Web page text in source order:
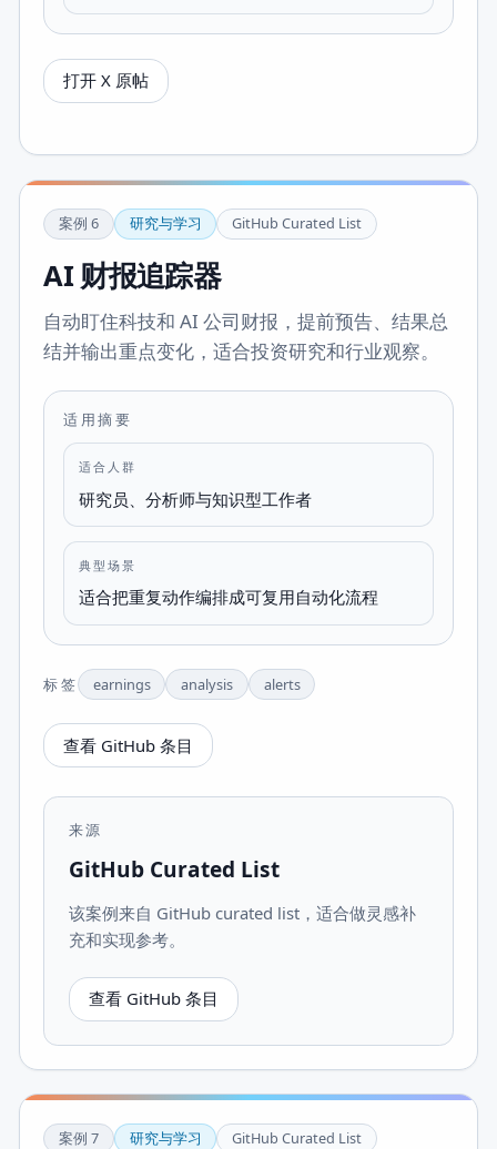
打开 X 原帖
案例 6 研究与学习 GitHub Curated List
AI 财报追踪器
自动盯住科技和 AI 公司财报，提前预告、结果总
结并输出重点变化，适合投资研究和行业观察。
适用摘要
适合人群
研究员、分析师与知识型工作者
典型场景
适合把重复动作编排成可复用自动化流程
标签 earnings analysis alerts
查看 GitHub 条目
来源
GitHub Curated List
该案例来自 GitHub curated list，适合做灵感补
充和实现参考。
查看 GitHub 条目
案例 7 研究与学习 GitHub Curated List